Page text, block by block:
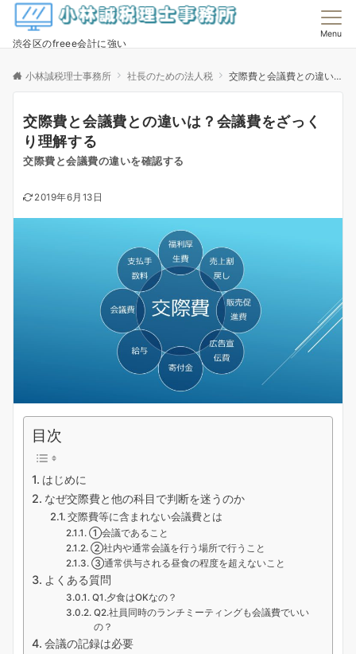
渋谷区のfreee会計に強い
Menu
小林誠税理士事務所 社長のための法人税 交際費と会議費との違いは？会議費をざっくり理解する
交際費と会議費との違いは？会議費をざっく
り理解する
交際費と会議費の違いを確認する
2019年6月13日
目次
はじめに
なぜ交際費と他の科目で判断を迷うのか
交際費等に含まれない会議費とは
①会議であること
②社内や通常会議を行う場所で行うこと
③通常供与される昼食の程度を超えないこと
よくある質問
Q1.夕食はOKなの？
Q2.社員同時のランチミーティングも会議費でいい
の？
会議の記録は必要